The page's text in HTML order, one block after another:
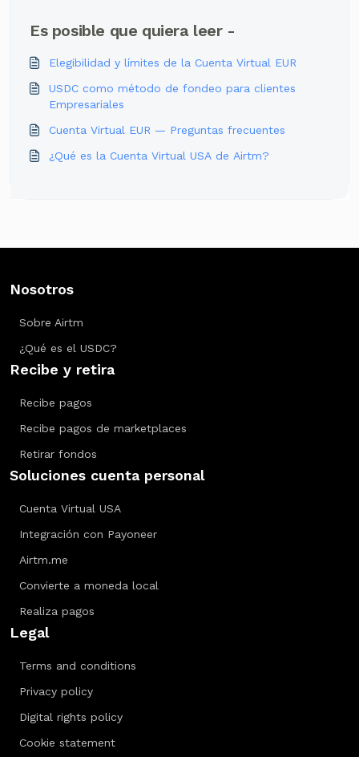
Es posible que quiera leer -
Elegibilidad y límites de la Cuenta Virtual EUR
USDC como método de fondeo para clientes
Empresariales
Cuenta Virtual EUR — Preguntas frecuentes
¿Qué es la Cuenta Virtual USA de Airtm?
Nosotros
Sobre Airtm
¿Qué es el USDC?
Recibe y retira
Recibe pagos
Recibe pagos de marketplaces
Retirar fondos
Soluciones cuenta personal
Cuenta Virtual USA
Integración con Payoneer
Airtm.me
Convierte a moneda local
Realiza pagos
Legal
Terms and conditions
Privacy policy
Digital rights policy
Cookie statement